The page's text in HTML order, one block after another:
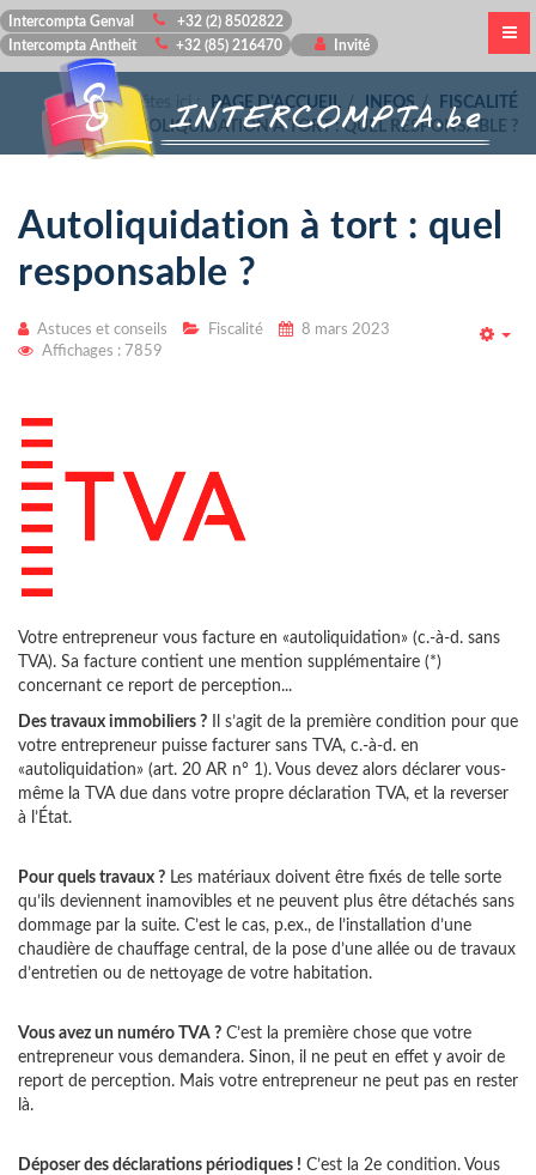
Intercompta Genval
+32 (2) 8502822
Intercompta Antheit
+32 (85) 216470 Invité
Vous êtes ici : PAGE D'ACCUEIL INFOS
FISCALITÉ
AUTOLIQUIDATION À TORT : QUEL RESPONSABLE ?
Autoliquidation à tort : quel
responsable ?
Astuces et conseils Fiscalité
8 mars 2023
Affichages : 7859
Votre entrepreneur vous facture en «autoliquidation» (c.-à-d. sans
TVA). Sa facture contient une mention supplémentaire (*)
concernant ce report de perception...
Des travaux immobiliers ? Il s’agit de la première condition pour que
votre entrepreneur puisse facturer sans TVA, c.-à-d. en
«autoliquidation» (art. 20 AR n° 1). Vous devez alors déclarer vous-
même la TVA due dans votre propre déclaration TVA, et la reverser
à l’État.
Pour quels travaux ? Les matériaux doivent être fixés de telle sorte
qu’ils deviennent inamovibles et ne peuvent plus être détachés sans
dommage par la suite. C’est le cas, p.ex., de l’installation d’une
chaudière de chauffage central, de la pose d’une allée ou de travaux
d’entretien ou de nettoyage de votre habitation.
Vous avez un numéro TVA ? C’est la première chose que votre
entrepreneur vous demandera. Sinon, il ne peut en effet y avoir de
report de perception. Mais votre entrepreneur ne peut pas en rester
là.
Déposer des déclarations périodiques ! C’est la 2e condition. Vous